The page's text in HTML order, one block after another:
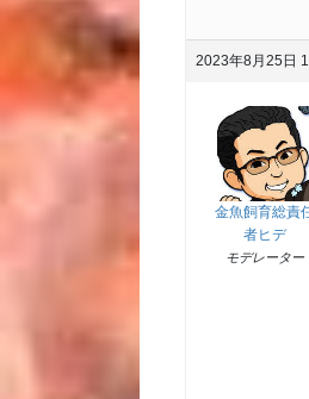
2023年8月25日
金魚飼育総責
者ヒデ
モデレーター